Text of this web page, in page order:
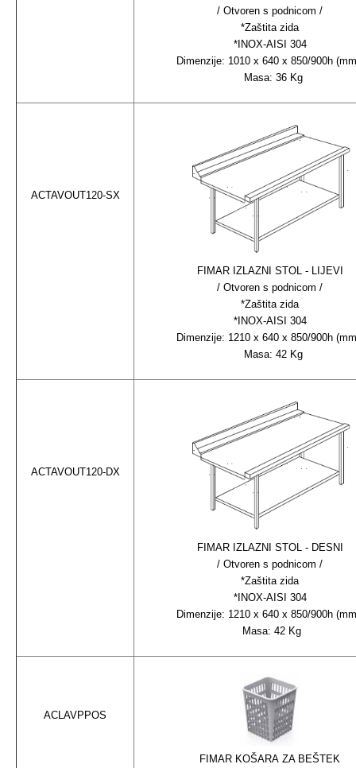
/ Otvoren s podnicom /
*Zaštita zida
*INOX-AISI 304
Dimenzije: 1010 x 640 x 850/900h
Masa: 36 Kg
ACTAVOUT120-SX
FIMAR IZLAZNI STOL - LIJEVI
/ Otvoren s podnicom /
*Zaštita zida
*INOX-AISI 304
Dimenzije: 1210 x 640 x 850/900h
Masa: 42 Kg
ACTAVOUT120-DX
FIMAR IZLAZNI STOL - DESNI
/ Otvoren s podnicom /
*Zaštita zida
*INOX-AISI 304
Dimenzije: 1210 x 640 x 850/900h
Masa: 42 Kg
ACLAVPPOS
FIMAR KOŠARA ZA BEŠTEK